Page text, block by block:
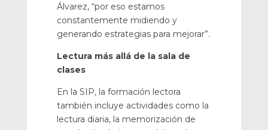
Álvarez, “por eso estamos
constantemente midiendo y
generando estrategias para mejorar”.
Lectura más allá de la sala de
clases
En la SIP, la formación lectora
también incluye actividades como la
lectura diaria, la memorización de